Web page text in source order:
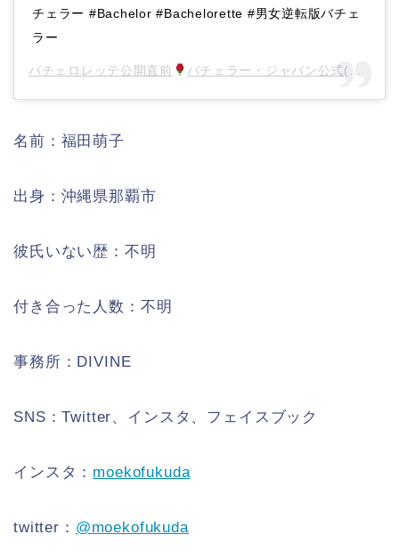
チェラー #Bachelor #Bachelorette #男女逆転版バチェ
ラー
バチェロレッテ公開直前 バチェラー・ジャパン公式(@bachelorjapan)がシェアした投稿 –
名前：福田萌子
出身：沖縄県那覇市
彼氏いない歴：不明
付き合った人数：不明
事務所：DIVINE
SNS：Twitter、インスタ、フェイスブック
インスタ： moekofukuda
twitter： @moekofukuda